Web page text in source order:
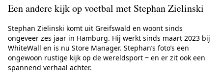
Een andere kijk op voetbal met Stephan Zielinski
Stephan Zielinski komt uit Greifswald en woont sinds
ongeveer zes jaar in Hamburg. Hij werkt sinds maart 2023 bij
WhiteWall en is nu Store Manager. Stephan’s foto’s een
ongewoon rustige kijk op de wereldsport ‒ en er zit ook een
spannend verhaal achter.